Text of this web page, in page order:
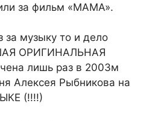
за фильм «МАМА».
музыку то и дело
ОРИГИНАЛЬНАЯ
лишь раз в 2003м
Алексея Рыбникова на
(!!!!)